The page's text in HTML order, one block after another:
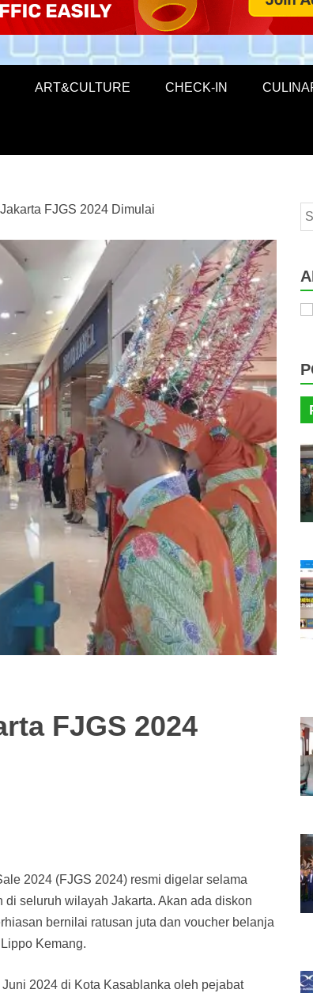
ART&CULTURE CHECK-IN
FJGS 2024 Dimulai
FJGS 2024
2024 (FJGS 2024) resmi digelar selama
seluruh wilayah Jakarta. Akan ada diskon
bernilai ratusan juta dan voucher belanja
Kemang.
2024 di Kota Kasablanka oleh pejabat